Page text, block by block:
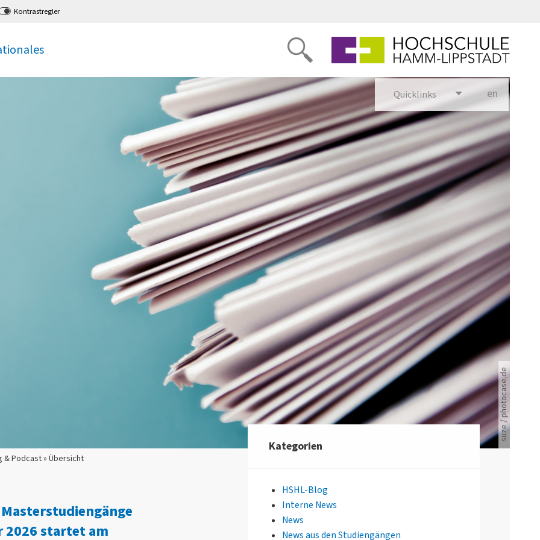
Kontrastregler
Quicklinks en glish
& Podcast » Übersicht
Viele Zeitungen.
suze / photocase.de
2026 startet am
Kategorien
HSHL-Blog
Interne News
News
News aus den Studiengängen